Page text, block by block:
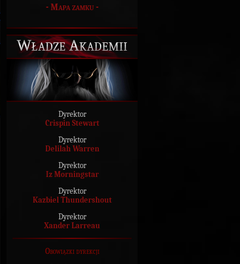
- Mapa zamku-
Władze Akademii
Dyrektor
Crispin Stewart
Dyrektor
Delilah Warren
Dyrektor
Iz Morningstar
Dyrektor
Kazbiel Thundershout
Dyrektor
Xander Larreau
Obowiązki dyrekcji